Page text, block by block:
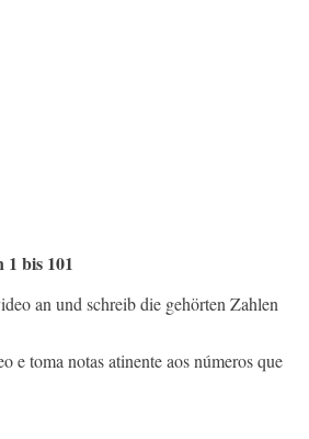
bis 101
an und schreib die gehörten Zahlen
e toma notas atinente aos números que